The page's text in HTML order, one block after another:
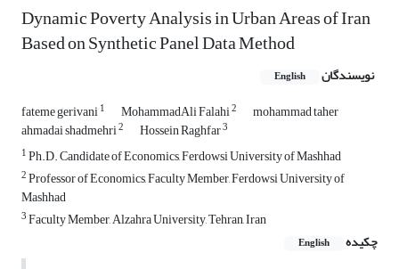
Dynamic Poverty Analysis in Urban Areas of Iran
Based on Synthetic Panel Data Method
نویسندگان English
fateme gerivani1 MohammadAli Falahi2 mohammad taher
ahmadai shadmehri2 Hossein Raghfar3
1Ph.D. Candidate of Economics, Ferdowsi University of Mashhad
2Professor of Economics, Faculty Member, Ferdowsi University of
Mashhad
3Faculty Member, Alzahra University, Tehran, Iran
چکیده
English